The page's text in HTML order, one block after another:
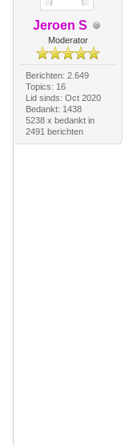
Jeroen S
Moderator
Berichten: 2.649
Topics: 16
Lid sinds: Oct 2020
Bedankt: 1438
5238 x bedankt in
2491 berichten